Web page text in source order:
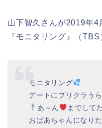
山下智久さんが2019年4
『モニタリング』（TBS
モニタリング
デートにプリクラう
あ～ん
までして
おばあちゃんになり